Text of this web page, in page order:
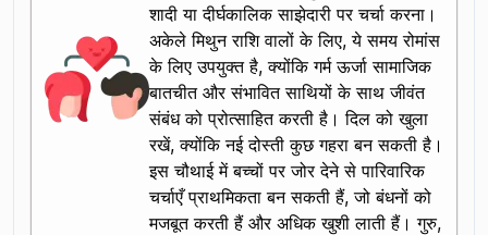
शादी या दीर्घकालिक साझेदारी पर चर्चा करना।
अकेले मिथुन राशि वालों के लिए, ये समय रोमांस
के लिए उपयुक्त है, क्योंकि गर्म ऊर्जा सामाजिक
बातचीत और संभावित साथियों के साथ जीवंत
संबंध को प्रोत्साहित करती है। दिल को खुला
रखें, क्योंकि नई दोस्ती कुछ गहरा बन सकती है।
इस चौथाई में बच्चों पर जोर देने से पारिवारिक
चर्चाएँ प्राथमिकता बन सकती हैं, जो बंधनों को
मजबूत करती हैं और अधिक खुशी लाती हैं। गुरु,